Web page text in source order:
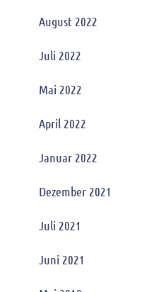
August 2022
Juli 2022
Mai 2022
April 2022
Januar 2022
Dezember 2021
Juli 2021
Juni 2021